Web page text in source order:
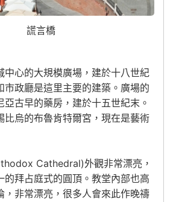
謊言橋
中心的大規模廣場，建於十八世紀
市政廳是這里主要的建築。廣場的
亞古早的藥房，建於十五世紀末。
比烏的布魯肯特爾宮，現在是藝術
Cathedral)外觀非常漂亮，
的拜占庭式的圓頂。教堂內部也高
，非常漂亮，很多人會來此作晚禱